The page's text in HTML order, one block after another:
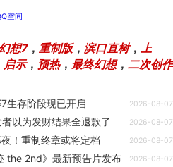
空间
想7， 重制版， 滨口直树， 上
启示， 预热， 最终幻想， 二次创作
生存阶段现已开启 2026-08-07
以为发财结果全退款了 2026-08-07
！重制终章或将定档 2026-08-07
the 2nd》最新预告片发布 2026-08-07